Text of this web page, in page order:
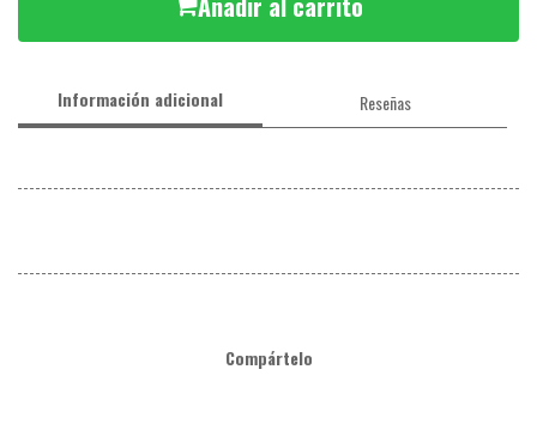
Información adicional Reseñas
Compártelo